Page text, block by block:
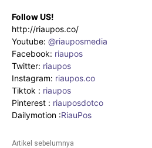
Follow US!
http://riaupos.co/
Youtube: @riauposmedia
Facebook: riaupos
Twitter: riaupos
Instagram: riaupos.co
Tiktok : riaupos
Pinterest : riauposdotco
Dailymotion :RiauPos
Artikel sebelumnya